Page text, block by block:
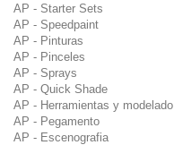
AP - Starter Sets
AP - Speedpaint
AP - Pinturas
AP - Pinceles
AP - Sprays
AP - Quick Shade
AP - Herramientas y modelado
AP - Pegamento
AP - Escenografia